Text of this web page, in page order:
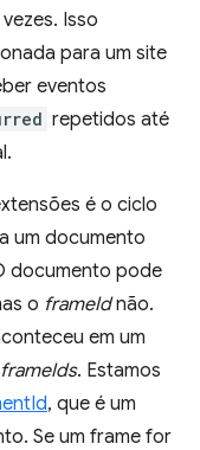
Isso
para um site
eventos
repetidos até
é o ciclo
um documento
documento pode
o frameIdnão.
em um
frameIds. Estamos
, que é um
Se um frame for